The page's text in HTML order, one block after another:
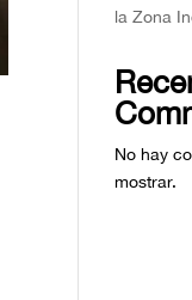
la Zona
No hay
mostrar.